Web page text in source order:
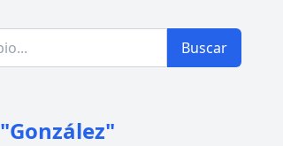
Buscar
"González"